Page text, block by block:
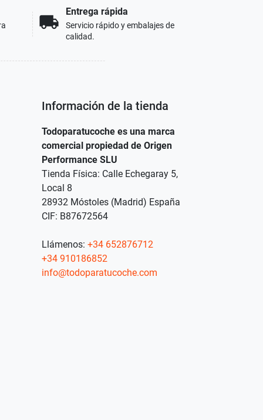
local_shipping
Entrega rápida
Servicio rápido y embalajes de
calidad.
Información de la tienda
Todoparatucoche es una marca
comercial propiedad de Origen
Performance SLU
Tienda Física: Calle Echegaray 5,
Local 8
28932 Móstoles (Madrid) España
CIF: B87672564
Llámenos: +34 652876712
+34 910186852
info@todoparatucoche.com